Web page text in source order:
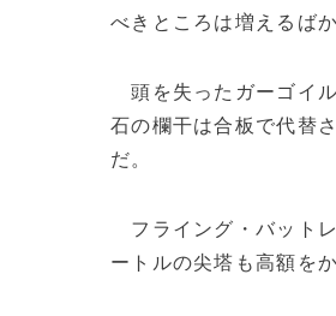
べきところは増えるばか
頭を失ったガーゴイ
石の欄干は合板で代替
だ。
フライング・バット
ートルの尖塔も高額を